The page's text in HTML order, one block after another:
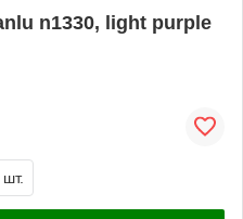
n1330, light purple
шт.